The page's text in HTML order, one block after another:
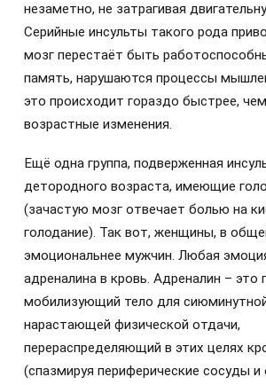
незаметно, не затрагивая
Серийные инсульты такого рода
мозг перестаёт быть
память, нарушаются процессы
это происходит гораздо быстрее,
возрастные изменения.
Ещё одна группа, подверженная
детородного возраста, имеющие
(зачастую мозг отвечает болью на
голодание). Так вот, женщины, в
эмоциональнее мужчин. Любая
адреналина в кровь. Адреналин – это
мобилизующий тело для
нарастающей физической отдачи,
перераспределяющий в этих целях
(спазмируя периферические сосуды